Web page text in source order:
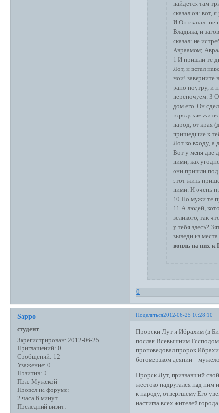
найдется там
сказал он: вот,
И Он сказал: не
Владыка, и
сказал: не
Авраамом;
1 И пришли те
Лот, и встал
мои! заверните
рано поутру, и
переночуем. 3
дом его. Он
городские
народ, от края
пришедшие к
Лот ко входу, а
Вот у меня две
ними, как
они пришли под
этот жить
ними. И очень
10 Но мужи те
11 А людей,
великого, так
у тебя здесь?
выведи из
вопль на них к
0
Поделиться2012-06-25 10:28:10
Sappo
студент
Зарегистрирован: 2012-06-25
Приглашений: 0
Сообщений: 12
Уважение: 0
Позитив: 0
Пол: Мужской
Провел на форуме:
2 часа 6 минут
Последний визит:
Пророки Лут и Ибрахим (в
послан Всевышним Господом
проповедовал пророк
богомерзком деянии –
Пророк Лут, призвавший
жестоко надругался над ним
к народу, отвергшему Его
настигла всех жителей